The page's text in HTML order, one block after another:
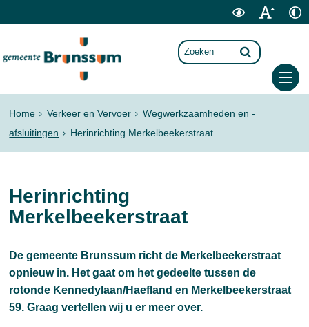
Home Verkeer en Vervoer
Wegwerkzaamheden en -
afsluitingen
Herinrichting Merkelbeekerstraat
Herinrichting
Merkelbeekerstraat
De gemeente Brunssum richt de Merkelbeekerstraat
opnieuw in. Het gaat om het gedeelte tussen de
rotonde Kennedylaan/Haefland en Merkelbeekerstraat
59. Graag vertellen wij u er meer over.